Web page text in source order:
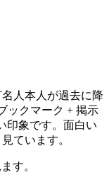
人本人が過去に降
ックマーク + 掲示
印象です。面白い
ています。
す。